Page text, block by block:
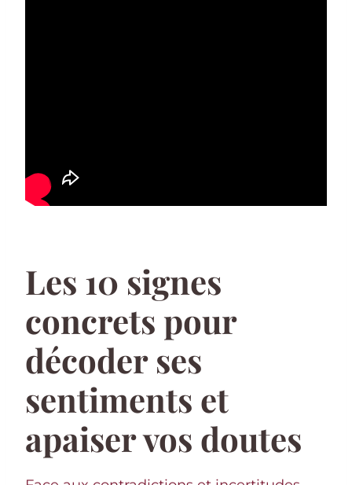
Les 10 signes
concrets pour
décoder ses
sentiments et
apaiser vos doutes